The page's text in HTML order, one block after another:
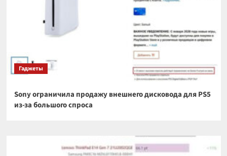
Гаджеты
Sony ограничила продажу внешнего дисковода для PS5
из-за большого спроса